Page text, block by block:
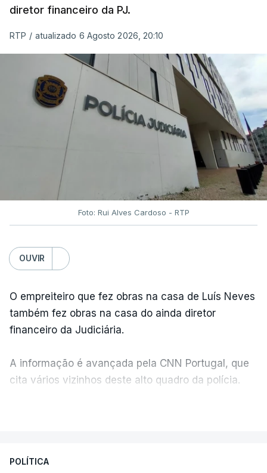
diretor financeiro da PJ.
RTP / atualizado 6 Agosto 2026, 20:10
Foto: Rui Alves Cardoso - RTP
OUVIR
O empreiteiro que fez obras na casa de Luís Neves
também fez obras na casa do ainda diretor
financeiro da Judiciária.
A informação é avançada pela CNN Portugal, que
cita vários vizinhos deste alto quadro da polícia.
apreendido numa operação de droga.
POLÍTICA